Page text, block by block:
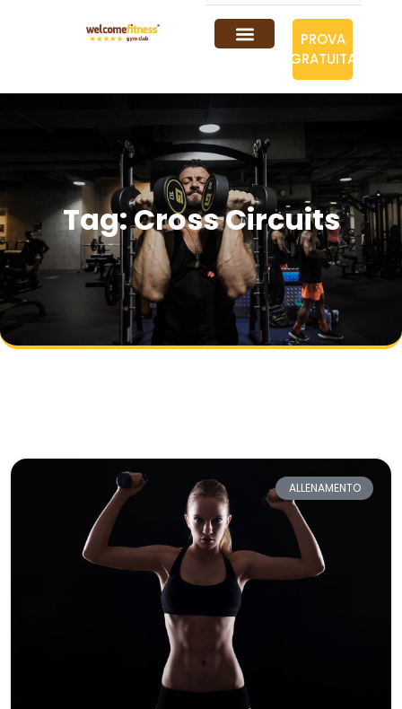
PROVA
GRATUITA
Tag: Cross Circuits
ALLENAMENTO